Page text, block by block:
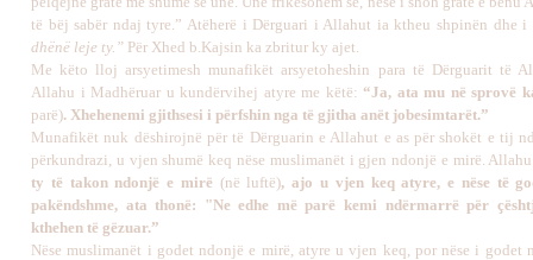
të bëj sabër ndaj tyre.” Atëherë i Dërguari i Allahut ia ktheu shpinën dhe
dhënë leje ty.” Për Xhed b.Kajsin ka zbritur ky ajet.
Me këto lloj arsyetimesh munafikët arsyetoheshin para të Dërguarit të
Allahu i Madhëruar u kundërvihej atyre me këtë: “Ja, ata mu në sprovë
parë). Xhehenemi gjithsesi i përfshin nga të gjitha anët jobesimtarët.”
Munafikët nuk dëshirojnë për të Dërguarin e Allahut e as për shokët e tij
përkundrazi, u vjen shumë keq nëse muslimanët i gjen ndonjë e mirë.
ty të takon ndonjë e mirë (në luftë), ajo u vjen keq atyre, e nëse të
pakëndshme, ata thonë: "Ne edhe më parë kemi ndërmarrë për
kthehen të gëzuar.”
Nëse muslimanët i godet ndonjë e mirë, atyre u vjen keq, por nëse i godet